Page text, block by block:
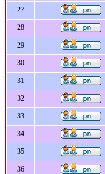
27
28
29
30
31
32
33
34
35
36